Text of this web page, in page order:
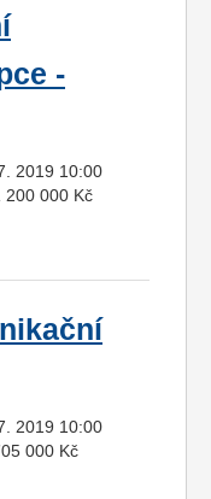
-
2019 10:00
200 000 Kč
2019 10:00
000 Kč